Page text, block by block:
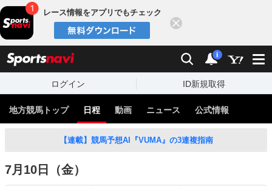
レース情報をアプリでもチェック
検索 通知
i
ログイン ID新規取得
地方競馬トップ 日程 動画 ニュース 公式情報
【連載】競馬予想AI『VUMA』の3連複指南
7月10日（金）